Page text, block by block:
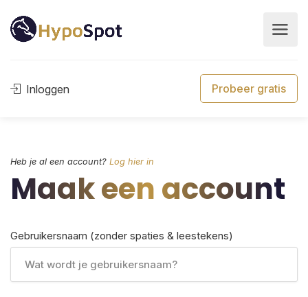
Inloggen Probeer gratis
Heb je al een account? Log hier in
Maak een account
Gebruikersnaam (zonder spaties & leestekens)